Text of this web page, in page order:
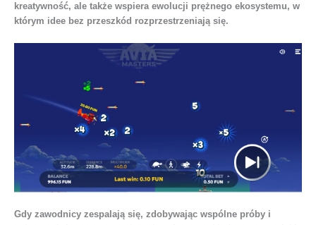
kreatywność, ale także wspiera ewolucji prężnego ekosystemu, w
którym idee bez przeszkód rozprzestrzeniają się.
Gdy zawodnicy zespalają się, zdobywając wspólne próby i